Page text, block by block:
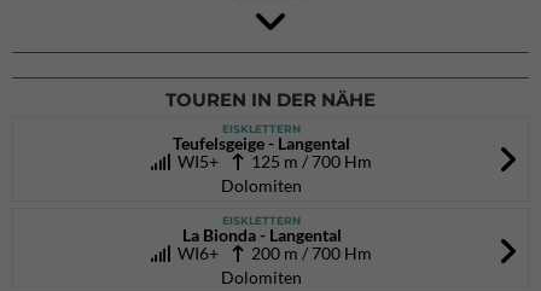
4Blocs KIDS 2026
DAV Kletter- & Boulderzentrum München Süd (Thalkirchen)
26.09.2026
TOUREN IN DER NÄHE
EISKLETTERN
Teufelsgeige - Langental
WI5+
125 m / 700 Hm
Dolomiten
EISKLETTERN
La Bionda - Langental
WI6+
200 m / 700 Hm
Dolomiten